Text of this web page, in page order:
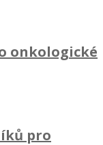
onkologické
pro